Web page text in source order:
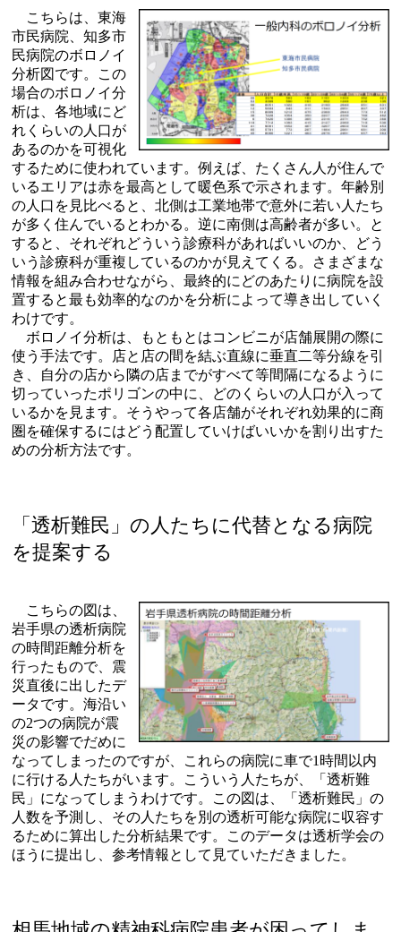
こちらは、東海
市民病院、知多市
民病院のボロノイ
分析図です。この
場合のボロノイ分
析は、各地域にど
れくらいの人口が
あるのかを可視化
するために使われています。例えば、たくさん人が住んで
いるエリアは赤を最高として暖色系で示されます。年齢別
の人口を見比べると、北側は工業地帯で意外に若い人たち
が多く住んでいるとわかる。逆に南側は高齢者が多い。と
すると、それぞれどういう診療科があればいいのか、どう
いう診療科が重複しているのかが見えてくる。さまざまな
情報を組み合わせながら、最終的にどのあたりに病院を設
置すると最も効率的なのかを分析によって導き出していく
わけです。
ボロノイ分析は、もともとはコンビニが店舗展開の際に
使う手法です。店と店の間を結ぶ直線に垂直二等分線を引
き、自分の店から隣の店までがすべて等間隔になるように
切っていったポリゴンの中に、どのくらいの人口が入って
いるかを見ます。そうやって各店舗がそれぞれ効果的に商
圏を確保するにはどう配置していけばいいかを割り出すた
めの分析方法です。
「透析難民」の人たちに代替となる病院
を提案する
こちらの図は、
岩手県の透析病院
の時間距離分析を
行ったもので、震
災直後に出したデ
ータです。海沿い
の2つの病院が震
災の影響でだめに
なってしまったのですが、これらの病院に車で1時間以内
に行ける人たちがいます。こういう人たちが、「透析難
民」になってしまうわけです。この図は、「透析難民」の
人数を予測し、その人たちを別の透析可能な病院に収容す
るために算出した分析結果です。このデータは透析学会の
ほうに提出し、参考情報として見ていただきました。